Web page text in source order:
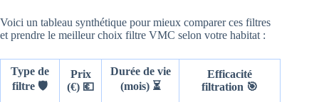
Voici un tableau synthétique pour mieux comparer ces filtres
et prendre le meilleur choix filtre VMC selon votre habitat :
Type de
filtre 🛡
Prix
(€) 💶
Durée de vie
(mois) ⏳
Efficacité
filtration 🎯